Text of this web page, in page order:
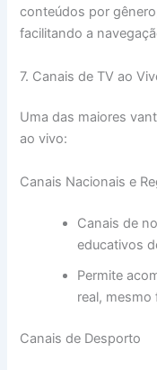
conteúdos por
facilitando a
7. Canais de TV ao
Uma das maiores
ao vivo:
Canais Nacionais e
Canais de
educativos
Permite
real, mesmo
Canais de Desporto